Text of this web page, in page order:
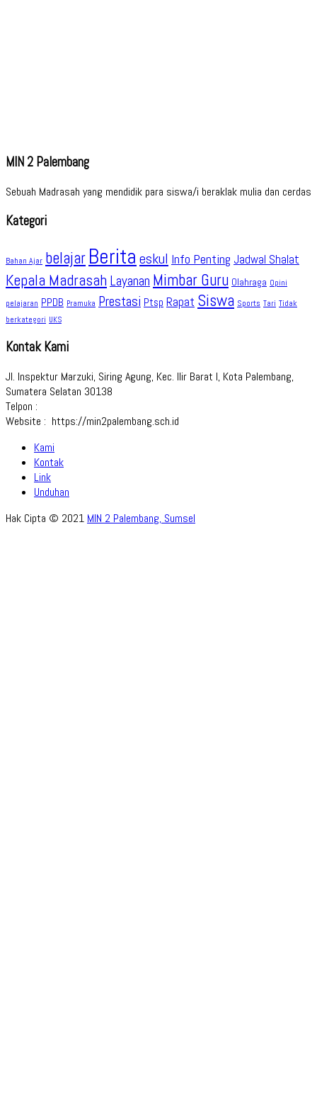
MIN 2 Palembang
Sebuah Madrasah yang mendidik para siswa/i beraklak mulia dan cerdas
Kategori
Bahan Ajar belajar Berita eskul Info Penting Jadwal Shalat
Kepala Madrasah Layanan Mimbar Guru Olahraga Opini
pelajaran PPDB Pramuka Prestasi Ptsp Rapat Siswa Sports Tari Tidak
berkategori UKS
Kontak Kami
Jl. Inspektur Marzuki, Siring Agung, Kec. Ilir Barat I, Kota Palembang,
Sumatera Selatan 30138
Telpon :
Website : https://min2palembang.sch.id
Kami
Kontak
Link
Unduhan
Hak Cipta © 2021 MIN 2 Palembang, Sumsel